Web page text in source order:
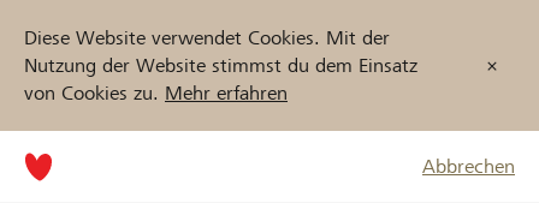
Diese Website verwendet Cookies. Mit der
Nutzung der Website stimmst du dem Einsatz
von Cookies zu. Mehr erfahren
Abbrechen